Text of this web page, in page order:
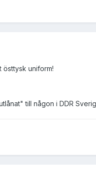
östtysk uniform!
till någon i DDR